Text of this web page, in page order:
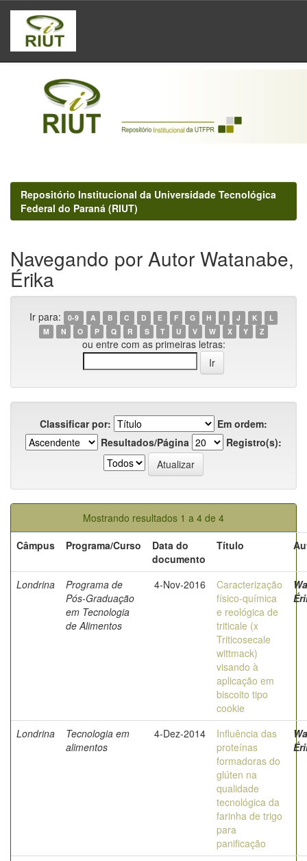
Skip
navigation
Repositório Institucional da Universidade Tecnológica
Federal do Paraná (RIUT)
Navegando por Autor Watanabe,
Érika
Ir para: 0-9 A B C D E F G H I J K
L
M
N O P Q R S T U V W X Y Z
ou entre com as primeiras letras:
Classificar por:
Em ordem:
Resultados/Página
Registro(s):
Mostrando resultados 1 a 4 de 4
Câmpus
Programa/Curso
Data do
documento
Título
Londrina
Programa de
Pós-Graduação
em Tecnologia
de Alimentos
4-Nov-2016
Caracterização
físico-química
e reológica de
triticale (x
Triticosecale
wittmack)
visando à
aplicação em
biscoito tipo
cookie
Londrina
Tecnologia em
alimentos
4-Dez-2014
Influência das
proteínas
formadoras do
glúten na
qualidade
tecnológica da
farinha de trigo
para
panificação